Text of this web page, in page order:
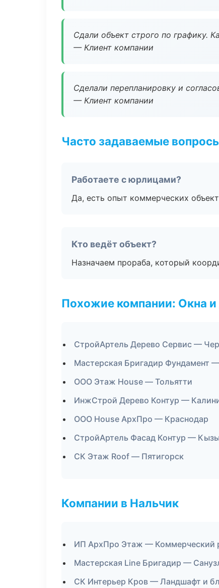
Сдали объект строго по графику.
— Клиент компании
Сделали перепланировку и
— Клиент компании
Часто задаваемые
Работаете с юрлицами?
Да, есть опыт коммерческих
Кто ведёт объект?
Назначаем прораба, который
Похожие компании: Окна и
СтройАртель Дерево Сервис —
Мастерская Бригадир Фундамент
ООО Этаж House — Тольятти
ИнжСтрой Дерево Контур —
ООО House АрхПро — Краснодар
СтройАртель Фасад Контур —
СК Этаж Roof — Пятигорск
Компании в Нальчик
ИП АрхПро Этаж — Коммерческий
Мастерская Line Бригадир —
СК Интерьер Кров — Ландшафт и